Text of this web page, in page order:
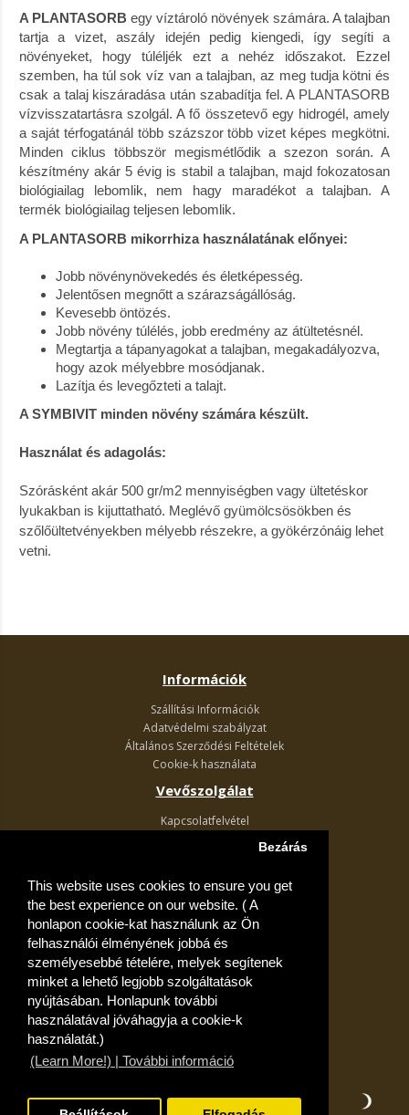
This website uses cookies to ensure you get
the best experience on our website. ( A
honlapon cookie-kat használunk az Ön
felhasználói élményének jobbá és
személyesebbé tételére, melyek segítenek
minket a lehető legjobb szolgáltatások
nyújtásában. Honlapunk további
használatával jóváhagyja a cookie-k
használatát.)
(Learn More!) | További információ
Bezárás
A PLANTASORB egy víztároló növények számára. A talajban
tartja a vizet, aszály idején pedig kiengedi, így segíti a
növényeket, hogy túléljék ezt a nehéz időszakot. Ezzel
szemben, ha túl sok víz van a talajban, az meg tudja kötni és
csak a talaj kiszáradása után szabadítja fel. A PLANTASORB
vízvisszatartásra szolgál. A fő összetevő egy hidrogél, amely
a saját térfogatánál több százszor több vizet képes megkötni.
Minden ciklus többször megismétlődik a szezon során. A
készítmény akár 5 évig is stabil a talajban, majd fokozatosan
biológiailag lebomlik, nem hagy maradékot a talajban. A
termék biológiailag teljesen lebomlik.
A PLANTASORB mikorrhiza használatának előnyei:
Jobb növénynövekedés és életképesség.
Jelentősen megnőtt a szárazságállóság.
Kevesebb öntözés.
Jobb növény túlélés, jobb eredmény az átültetésnél.
Megtartja a tápanyagokat a talajban, megakadályozva,
hogy azok mélyebbre mosódjanak.
Lazítja és levegőzteti a talajt.
A SYMBIVIT minden növény számára készült.
Használat és adagolás:
Szórásként akár 500 gr/m2 mennyiségben vagy ültetéskor
lyukakban is kijuttatható. Meglévő gyümölcsösökben és
szőlőültetvényekben mélyebb részekre, a gyökérzónáig lehet
vetni.
Információk
Szállítási Információk
Adatvédelmi szabályzat
Általános Szerződési Feltételek
Cookie-k használata
Vevőszolgálat
Kapcsolatfelvétel
Akciós ajánlatok
Fiók
Kívánságlista